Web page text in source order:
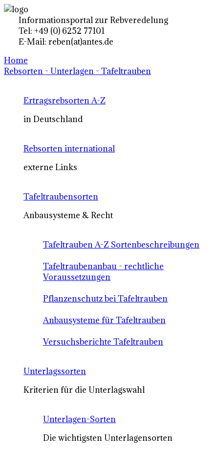
Informationsportal zur Rebveredelung
Tel: +49 (0) 6252 77101
E-Mail: reben(at)antes.de
Home
Rebsorten - Unterlagen - Tafeltrauben
Ertragsrebsorten A-Z
in Deutschland
Rebsorten international
externe Links
Tafeltraubensorten
Anbausysteme & Recht
Tafeltrauben A-Z Sortenbeschreibungen
Tafeltraubenanbau - rechtliche
Voraussetzungen
Pflanzenschutz bei Tafeltrauben
Anbausysteme für Tafeltrauben
Versuchsberichte Tafeltrauben
Unterlagssorten
Kriterien für die Unterlagswahl
Unterlagen-Sorten
Die wichtigsten Unterlagensorten